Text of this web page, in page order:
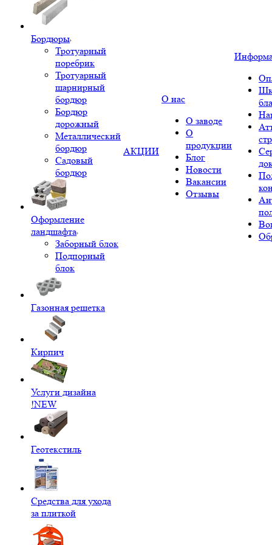
Бордюры
Тротуарный
поребрик
Тротуарный
шарнирный
бордюр
Бордюр
дорожный
Металлический
бордюр
Садовый
бордюр
Оформление
ландшафта
Заборный блок
Подпорный
блок
Газонная решетка
Кирпич
Услуги дизайна
!NEW
Геотекстиль
Средства для ухода
за плиткой
АКЦИИ
О нас
О заводе
О
продукции
Блог
Новости
Вакансии
Отзывы